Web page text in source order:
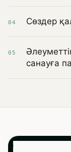
04 Сөздер
05
санауға